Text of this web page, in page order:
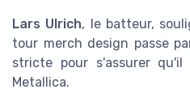
Lars Ulrich, le batteur,
tour merch design passe
stricte pour s'assurer
Metallica.